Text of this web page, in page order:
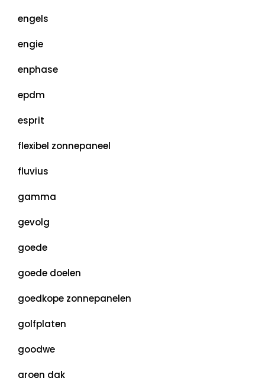
engels
engie
enphase
epdm
esprit
flexibel zonnepaneel
fluvius
gamma
gevolg
goede
goede doelen
goedkope zonnepanelen
golfplaten
goodwe
groen dak